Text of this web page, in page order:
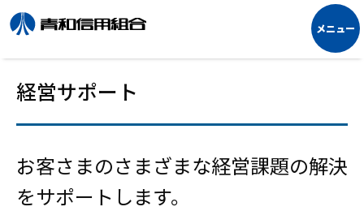
経営サポート
お客さまのさまざまな経営課題の解決
をサポートします。